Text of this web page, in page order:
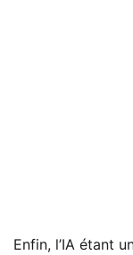
Enfin, l’IA étant